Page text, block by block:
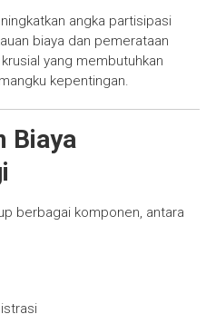
angka partisipasi
biaya dan pemerataan
yang membutuhkan
kepentingan.
Biaya
berbagai komponen, antara